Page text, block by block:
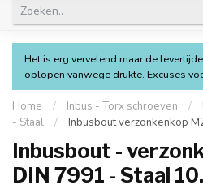
Het is erg vervelend maar de
oplopen vanwege drukte. Excuses
Home / Inbus - Torx schroeven /
- Staal
/ Inbusbout verzonkenkop
Inbusbout -
DIN 7991 - Staal